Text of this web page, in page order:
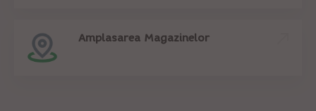
Amplasarea Magazinelor